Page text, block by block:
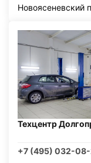
Новоясеневский
Техцентр
+7 (495) 032-